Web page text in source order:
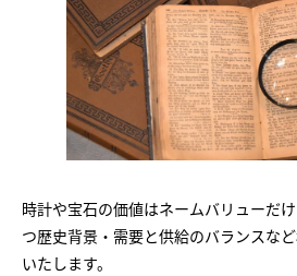
時計や宝石の価値はネームバリューだ
つ歴史背景・需要と供給のバランスな
いたします。